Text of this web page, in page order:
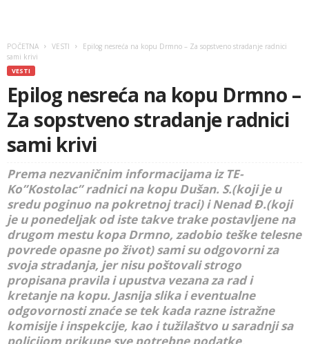
POČETNA VESTI
Epilog nesreća na kopu Drmno – Za sopstveno stradanje radnici
sami krivi
VESTI
Epilog nesreća na kopu Drmno –
Za sopstveno stradanje radnici
sami krivi
Prema nezvaničnim informacijama iz TE-
Ko”Kostolac” radnici na kopu Dušan. S.(koji je u
sredu poginuo na pokretnoj traci) i Nenad Đ.(koji
je u ponedeljak od iste takve trake postavljene na
drugom mestu kopa Drmno, zadobio teške telesne
povrede opasne po život) sami su odgovorni za
svoja stradanja, jer nisu poštovali strogo
propisana pravila i upustva vezana za rad i
kretanje na kopu. Jasnija slika i eventualne
odgovornosti znaće se tek kada razne istražne
komisije i inspekcije, kao i tužilaštvo u saradnji sa